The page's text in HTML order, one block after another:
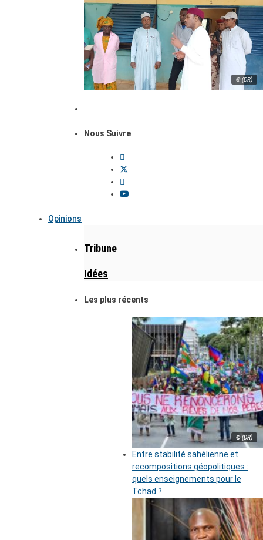
© (DR)
Nous Suivre
Opinions
Tribune
Idées
Les plus récents
© (DR)
Entre stabilité sahélienne et
recompositions géopolitiques :
quels enseignements pour le
Tchad ?